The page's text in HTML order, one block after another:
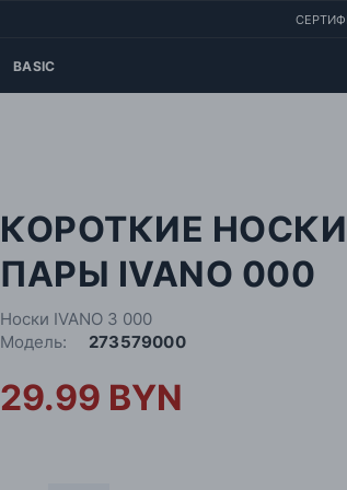
BASIC
КОРОТКИЕ
ПАРЫ IVANO 000
Носки IVANO 3 000
Модель:
273579000
29.99 BYN